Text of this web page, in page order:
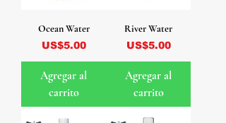
Ocean Water
Precio
US$5.00
Agregar al
carrito
River Water
Precio
US$5.00
Agregar al
carrito